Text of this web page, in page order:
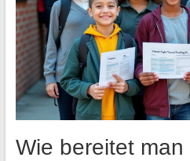
Wie bereitet